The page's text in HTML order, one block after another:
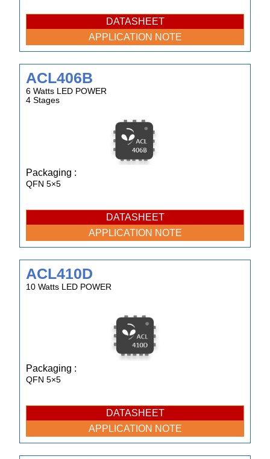
DATASHEET
APPLICATION NOTE
ACL406B
6 Watts LED POWER
4 Stages
Packaging :
QFN 5×5
DATASHEET
APPLICATION NOTE
ACL410D
10 Watts LED POWER
Packaging :
QFN 5×5
DATASHEET
APPLICATION NOTE